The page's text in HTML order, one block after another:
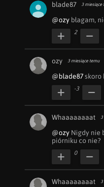
blade87 3 miesiące
@ozy błagam,
2
ozy 3 miesiące temu
@blade87 skoro
-3
Whaaaaaaaat 3
@ozy Nigdy nie
piórniku co nie?
0
Whaaaaaaaat 3